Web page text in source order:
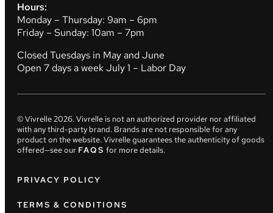
Hours:
Monday – Thursday: 9am – 6pm
Friday – Sunday: 10am – 7pm
Closed Tuesdays in May and June
Open 7 days a week July 1 – Labor Day
© Vivrelle2026. Vivrelle is not an authorized provider nor affiliated
with any third-party brand. Brands are not responsible for any
product on the website. Vivrelle guarantees the authenticity of goods
offered—see our FAQS for more details.
PRIVACY POLICY
TERMS & CONDITIONS